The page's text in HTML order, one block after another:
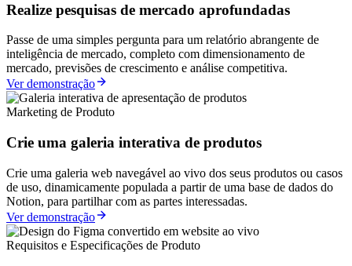
Realize pesquisas de mercado aprofundadas
Passe de uma simples pergunta para um relatório abrangente de
inteligência de mercado, completo com dimensionamento de
mercado, previsões de crescimento e análise competitiva.
Ver demonstração
Marketing de Produto
Crie uma galeria interativa de produtos
Crie uma galeria web navegável ao vivo dos seus produtos ou casos
de uso, dinamicamente populada a partir de uma base de dados do
Notion, para partilhar com as partes interessadas.
Ver demonstração
Requisitos e Especificações de Produto